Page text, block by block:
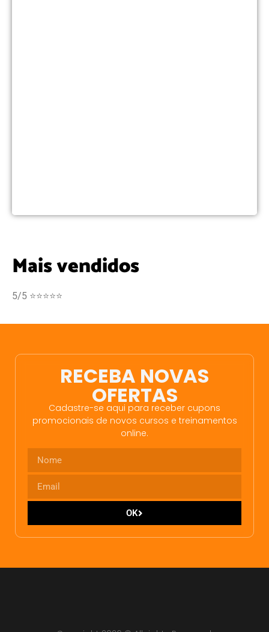
Mais vendidos
5/5 ⭐⭐⭐⭐⭐
RECEBA NOVAS
OFERTAS
Cadastre-se aqui para receber cupons
promocionais de novos cursos e treinamentos
online.
OK